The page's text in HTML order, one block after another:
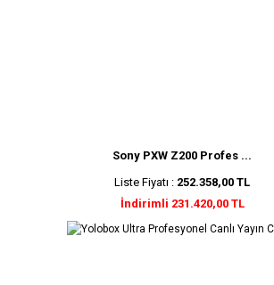
Sony PXW Z200 Profes ...
Liste Fiyatı : 252.358,00 TL
İndirimli 231.420,00 TL